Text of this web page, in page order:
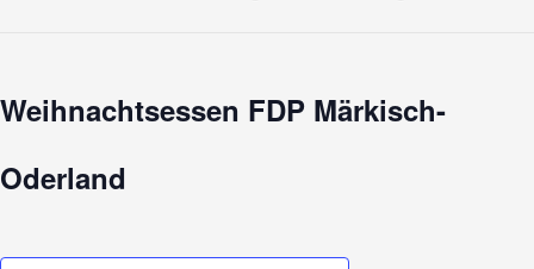
Weihnachtsessen FDP Märkisch-
Oderland